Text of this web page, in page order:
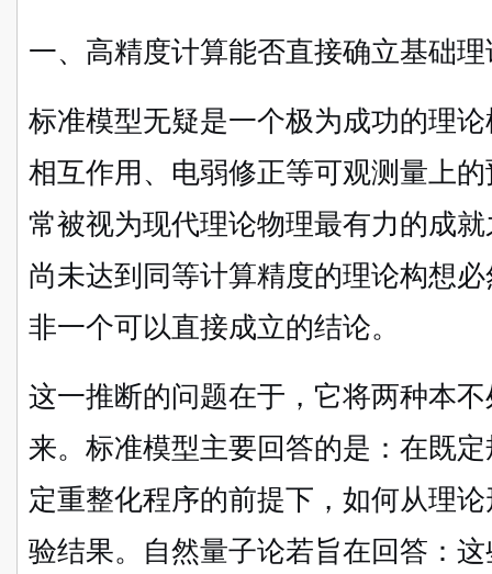
一、高精度计算能否直接确立基础
标准模型无疑是一个极为成功的理
相互作用、电弱修正等可观测量上
常被视为现代理论物理最有力的成
尚未达到同等计算精度的理论构想
非一个可以直接成立的结论。
这一推断的问题在于，它将两种本
来。标准模型主要回答的是：在既
定重整化程序的前提下，如何从理
验结果。自然量子论若旨在回答：